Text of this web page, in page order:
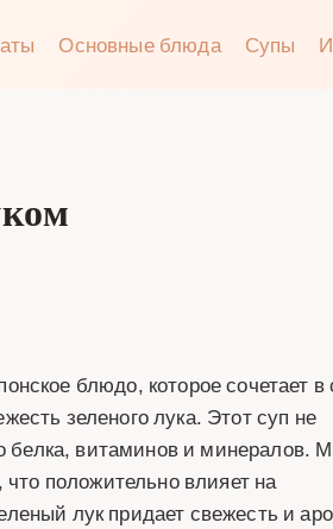
Основные блюда Супы
блюдо, которое сочетает в
зеленого лука. Этот суп не
белка, витаминов и минералов.
положительно влияет на
лук придает свежесть и